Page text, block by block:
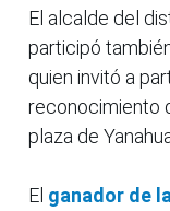
El alcalde del
participó
quien invitó a
reconocimiento
plaza de
El ganador de